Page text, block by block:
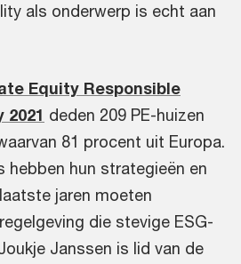
als onderwerp is echt aan
Equity Responsible
deden 209 PE-huizen
81 procent uit Europa.
hebben hun strategieën en
jaren moeten
die stevige ESG-
Janssen is lid van de